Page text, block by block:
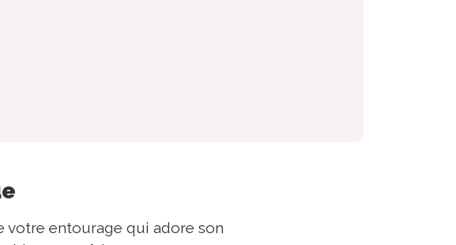
entourage qui adore son